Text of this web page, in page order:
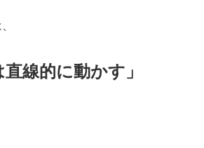
直線的に動かす」